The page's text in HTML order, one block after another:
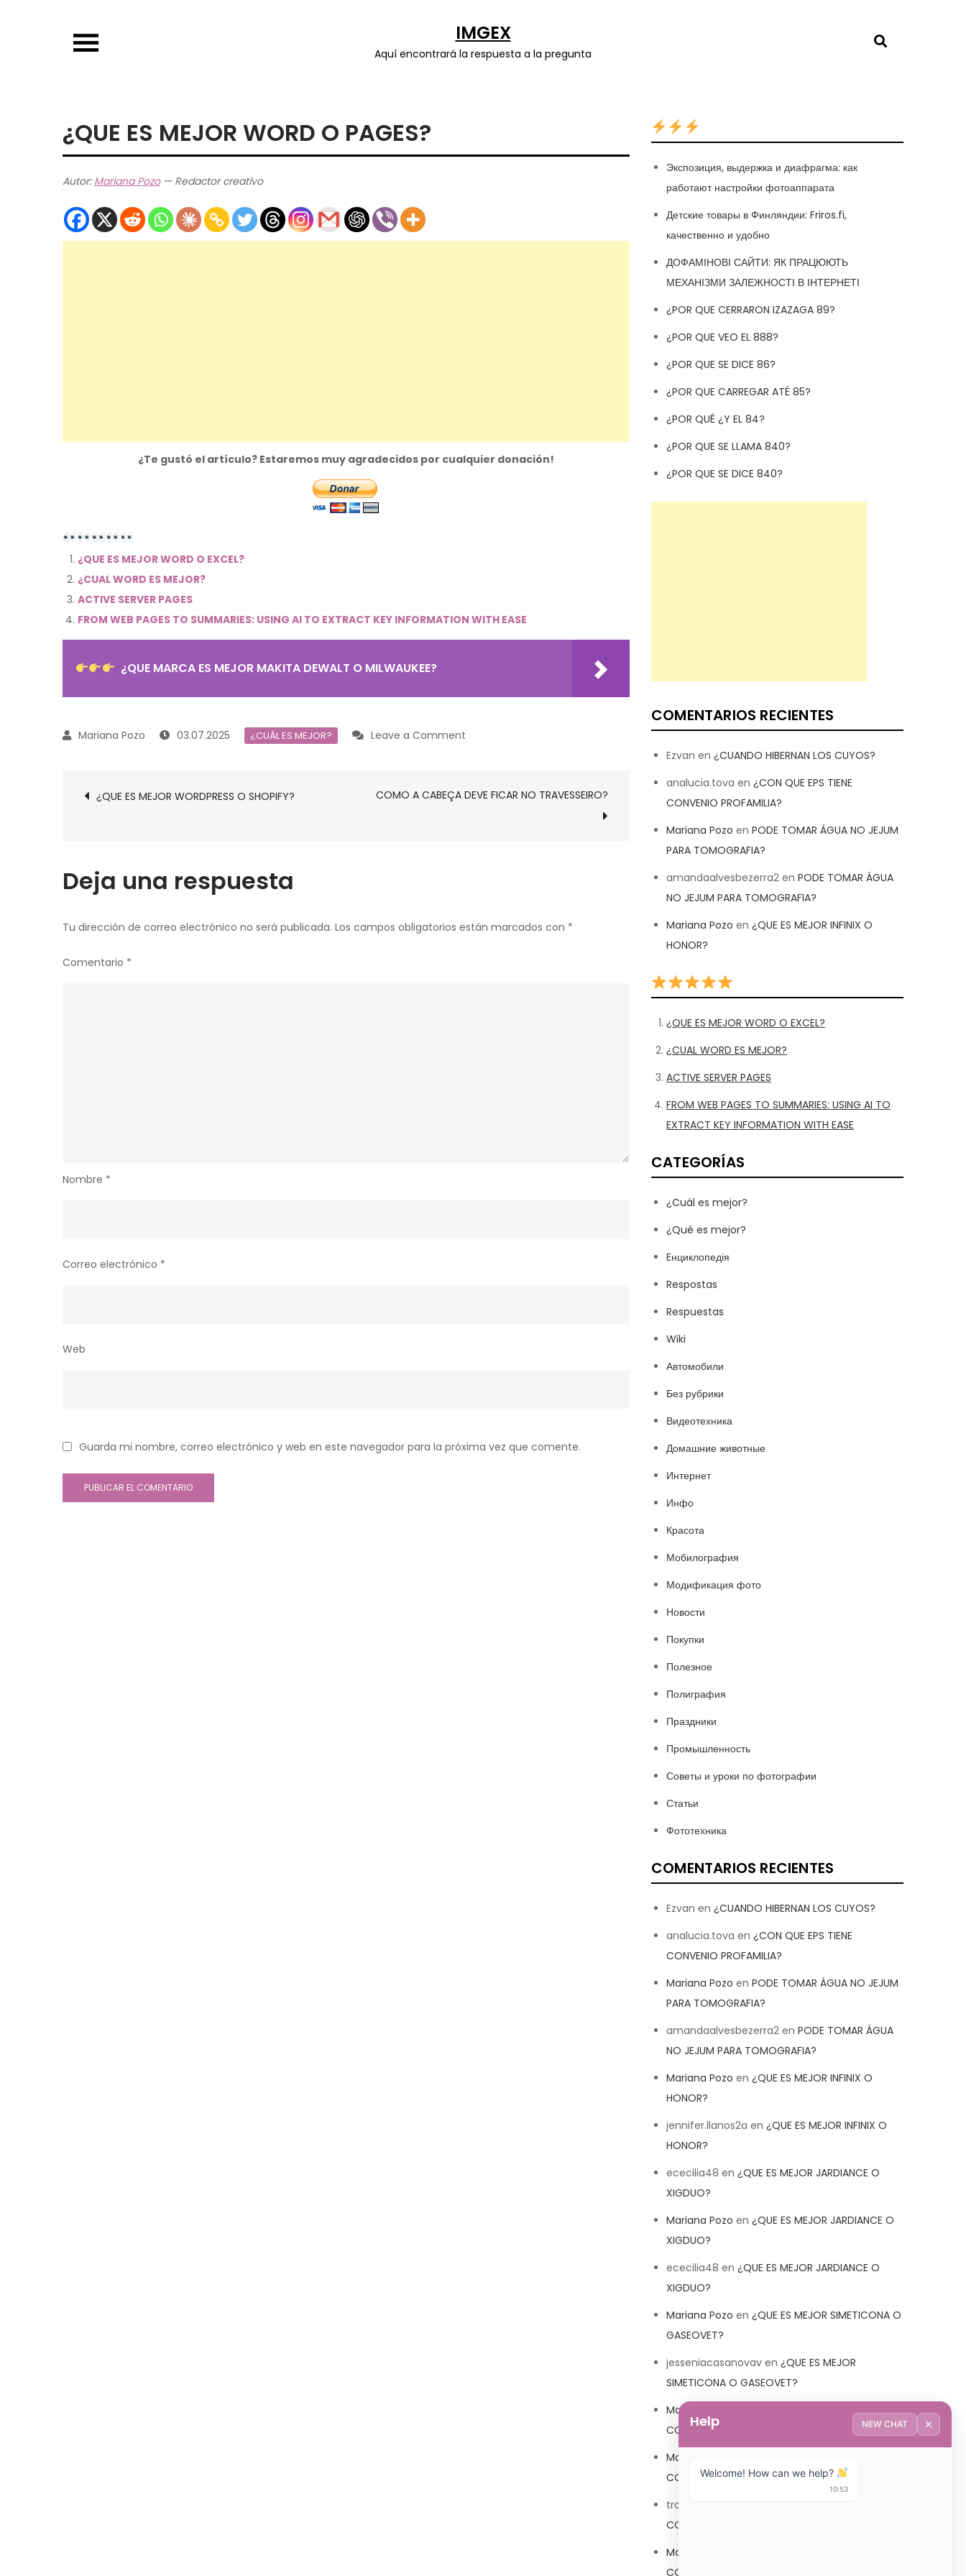
IMGEX
Aquí encontrará la respuesta a la pregunta
¿QUE ES MEJOR WORD O PAGES?
Autor: Mariana Pozo— Redactor creativo
¿Te gustó el artículo? Estaremos muy agradecidos por cualquier donación!
¿QUE ES MEJOR WORD O EXCEL?
¿CUAL WORD ES MEJOR?
ACTIVE SERVER PAGES
FROM WEB PAGES TO SUMMARIES: USING AI TO EXTRACT KEY INFORMATION WITH EASE
¿QUE MARCA ES MEJOR MAKITA DEWALT O MILWAUKEE?
03.07.2025 ¿CUÁL ES MEJOR? Leave a Comment
MEJOR
Navegación
¿QUE ES MEJOR WORDPRESS O SHOPIFY? COMO A CABEÇA DEVE FICAR NO TRAVESSEIRO?
Deja una respuesta
Tu dirección de correo electrónico no será publicada. Los campos obligatorios están marcados con *
Comentario *
Nombre *
Correo electrónico *
Web
Guarda mi nombre, correo electrónico y web en este navegador para la próxima vez que comente.
Экспозиция, выдержка и диафрагма: как
работают настройки фотоаппарата
Детские товары в Финляндии: Friros.fi,
качественно и удобно
ДОФАМІНОВІ САЙТИ: ЯК ПРАЦЮЮТЬ
МЕХАНІЗМИ ЗАЛЕЖНОСТІ В ІНТЕРНЕТІ
¿POR QUE CERRARON IZAZAGA 89?
¿POR QUE VEO EL 888?
¿POR QUE SE DICE 86?
¿POR QUE CARREGAR ATÉ 85?
¿POR QUÉ ¿Y EL 84?
¿POR QUE SE LLAMA 840?
¿POR QUE SE DICE 840?
COMENTARIOS RECIENTES
Ezvan en ¿CUANDO HIBERNAN LOS CUYOS?
analucia.tova en ¿CON QUE EPS TIENE
CONVENIO PROFAMILIA?
Mariana Pozo en PODE TOMAR ÁGUA NO JEJUM
PARA TOMOGRAFIA?
amandaalvesbezerra2 en PODE TOMAR ÁGUA
NO JEJUM PARA TOMOGRAFIA?
Mariana Pozo en ¿QUE ES MEJOR INFINIX O
HONOR?
¿QUE ES MEJOR WORD O EXCEL?
¿CUAL WORD ES MEJOR?
ACTIVE SERVER PAGES
FROM WEB PAGES TO SUMMARIES: USING AI TO
EXTRACT KEY INFORMATION WITH EASE
CATEGORÍAS
¿Cuál es mejor?
¿Qué es mejor?
Eнциклопедія
Respostas
Respuestas
Wiki
Автомобили
Без рубрики
Видеотехника
Домашние животные
Интернет
Инфо
Красота
Мобилография
Модификация фото
Новости
Покупки
Полезное
Полиграфия
Праздники
Промышленность
Советы и уроки по фотографии
Статьи
Фототехника
COMENTARIOS RECIENTES
Ezvan en ¿CUANDO HIBERNAN LOS CUYOS?
analucia.tova en ¿CON QUE EPS TIENE
CONVENIO PROFAMILIA?
Mariana Pozo en PODE TOMAR ÁGUA NO JEJUM
PARA TOMOGRAFIA?
amandaalvesbezerra2 en PODE TOMAR ÁGUA
NO JEJUM PARA TOMOGRAFIA?
Mariana Pozo en ¿QUE ES MEJOR INFINIX O
HONOR?
jennifer.llanos2a en ¿QUE ES MEJOR INFINIX O
HONOR?
ececilia48 en ¿QUE ES MEJOR JARDIANCE O
XIGDUO?
Mariana Pozo en ¿QUE ES MEJOR JARDIANCE O
XIGDUO?
ececilia48 en ¿QUE ES MEJOR JARDIANCE O
XIGDUO?
Mariana Pozo en ¿QUE ES MEJOR SIMETICONA O
GASEOVET?
jesseniacasanovav en ¿QUE ES MEJOR
SIMETICONA O GASEOVET?
Mariana Pozo
¿QUE ES MEJOR TRIBEDOCE
COMPUESTO O TRIBEDOCE DX?
Mariana Pozo
COMPUESTO O TRIBEDOCE DX?
trolls_pipis
COMPUESTO O TRIBEDOCE DX?
Mariana Pozo
COMPUESTO O TRIBEDOCE DX?
Help NEW CHAT ✕
Welcome! How can we help?
10:53